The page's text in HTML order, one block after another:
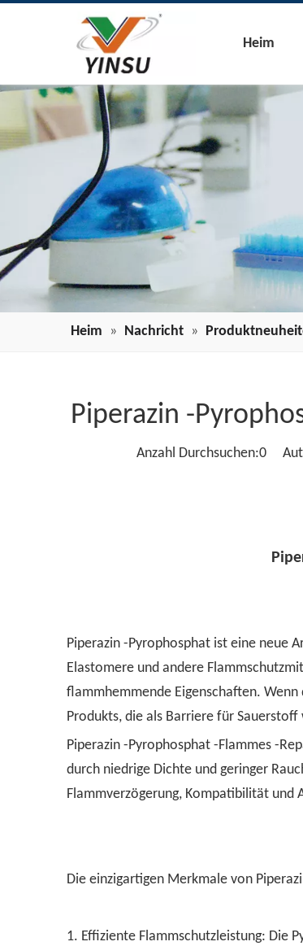
Heim
Heim » Nachricht »
Piperazin -
Anzahl Durchsuchen:0
Piperazin -Pyrophosphat ist eine neue
Elastomere und andere
flammhemmende Eigenschaften.
Produkts, die als Barriere für
Piperazin -Pyrophosphat -Flammes -
durch niedrige Dichte und geringer
Flammverzögerung, Kompatibilität und
Die einzigartigen Merkmale von
1. Effiziente Flammschutzleistung: Die